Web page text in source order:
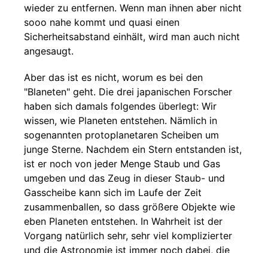
wieder zu entfernen. Wenn man ihnen aber nicht
sooo nahe kommt und quasi einen
Sicherheitsabstand einhält, wird man auch nicht
angesaugt.
Aber das ist es nicht, worum es bei den
"Blaneten" geht. Die drei japanischen Forscher
haben sich damals folgendes überlegt: Wir
wissen, wie Planeten entstehen. Nämlich in
sogenannten protoplanetaren Scheiben um
junge Sterne. Nachdem ein Stern entstanden ist,
ist er noch von jeder Menge Staub und Gas
umgeben und das Zeug in dieser Staub- und
Gasscheibe kann sich im Laufe der Zeit
zusammenballen, so dass größere Objekte wie
eben Planeten entstehen. In Wahrheit ist der
Vorgang natürlich sehr, sehr viel komplizierter
und die Astronomie ist immer noch dabei, die